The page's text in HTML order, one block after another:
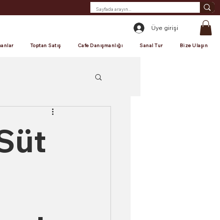
Üye girişi
Toptan Satış Cafe Danışmanlığı Sanal Tur Bize Ulaşın